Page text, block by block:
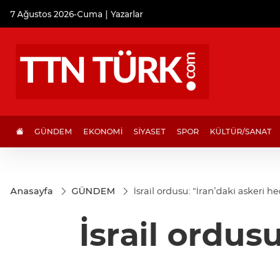
7 Ağustos 2026-Cuma Yazarlar
GÜNDEM EKONOMİ SİYASET SPOR KÜLTÜR/SANAT
Anasayfa GÜNDEM İsrail ordusu: "İran’daki askeri
İsrail